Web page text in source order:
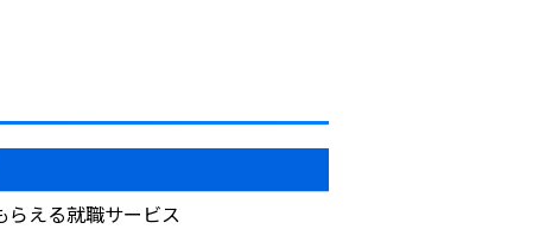
らえる就職サービス